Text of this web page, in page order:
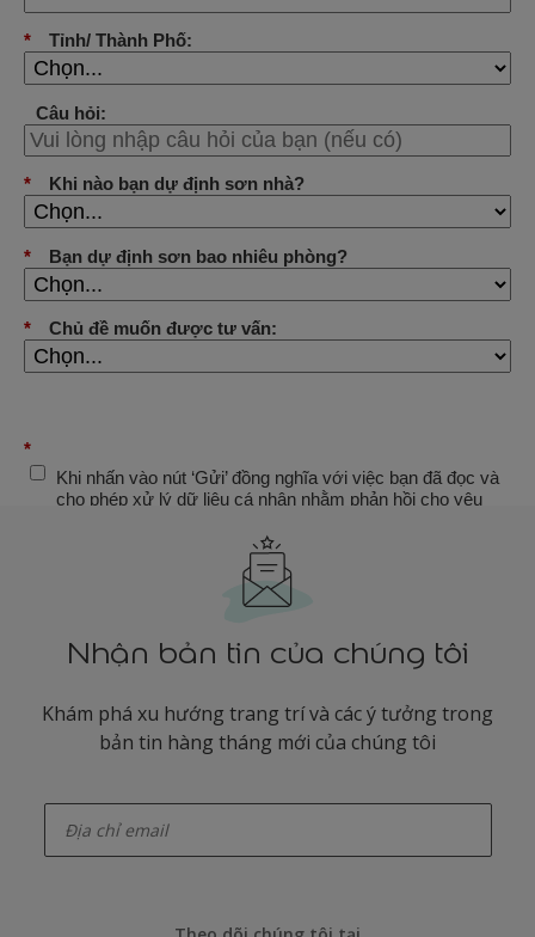
Nhận bản tin của chúng tôi
Khám phá xu hướng trang trí và các ý tưởng trong
bản tin hàng tháng mới của chúng tôi